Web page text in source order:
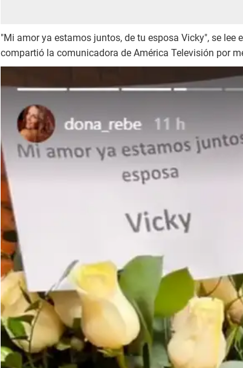
"Mi amor ya estamos juntos, de tu esposa Vicky", se lee
compartió la comunicadora de América Televisión por